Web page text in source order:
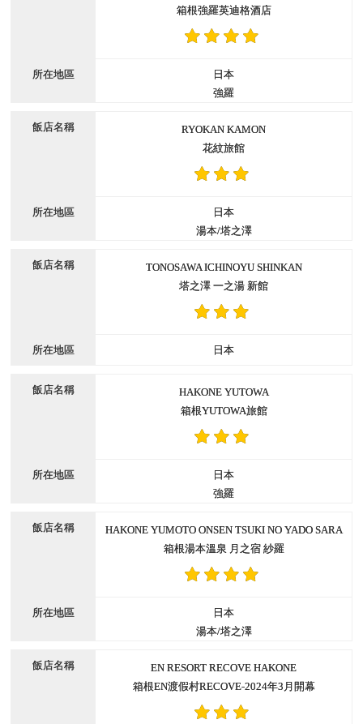
箱根強羅英迪格酒店
日本
強羅
RYOKAN KAMON
花紋旅館
日本
湯本/塔之澤
TONOSAWA ICHINOYU SHINKAN
塔之澤 一之湯 新館
日本
HAKONE YUTOWA
箱根YUTOWA旅館
日本
強羅
HAKONE YUMOTO ONSEN TSUKI NO YADO SARA
箱根湯本溫泉 月之宿 紗羅
日本
湯本/塔之澤
EN RESORT RECOVE HAKONE
箱根EN渡假村RECOVE-2024年3月開幕